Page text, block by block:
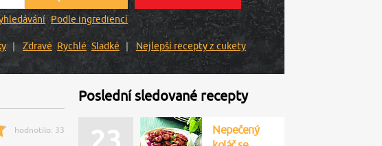
Podle ingrediencí
Zdravé Rychlé Sladké
Nejlepší recepty z cukety
hodnotilo: 33
Poslední sledované recepty
Nepečený